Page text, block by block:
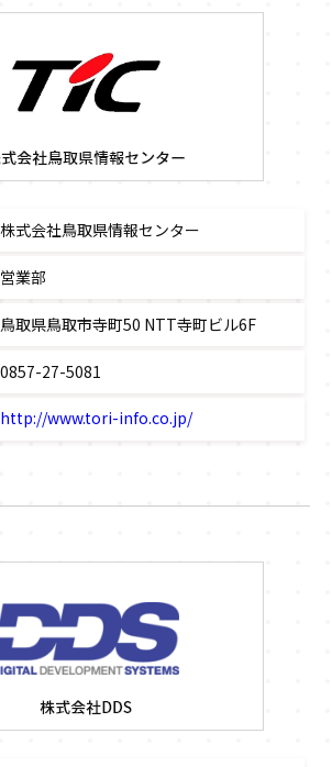
株式会社鳥取県情報センター
営業部
鳥取県鳥取市寺町50 NTT寺町ビル6F
0857-27-5081
http://www.tori-info.co.jp/